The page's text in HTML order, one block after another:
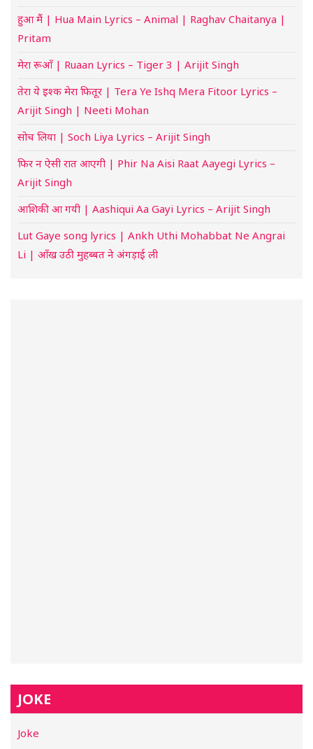
हुआ मैं | Hua Main Lyrics – Animal | Raghav Chaitanya |
Pritam
मेरा रूआँ | Ruaan Lyrics – Tiger 3 | Arijit Singh
तेरा ये इश्क मेरा फितूर | Tera Ye Ishq Mera Fitoor Lyrics –
Arijit Singh | Neeti Mohan
सोच लिया | Soch Liya Lyrics – Arijit Singh
फिर न ऐसी रात आएगी | Phir Na Aisi Raat Aayegi Lyrics –
Arijit Singh
आशिकी आ गयी | Aashiqui Aa Gayi Lyrics – Arijit Singh
Lut Gaye song lyrics | Ankh Uthi Mohabbat Ne Angrai
Li | आँख उठी मुहब्बत ने अंगड़ाई ली
JOKE
Joke